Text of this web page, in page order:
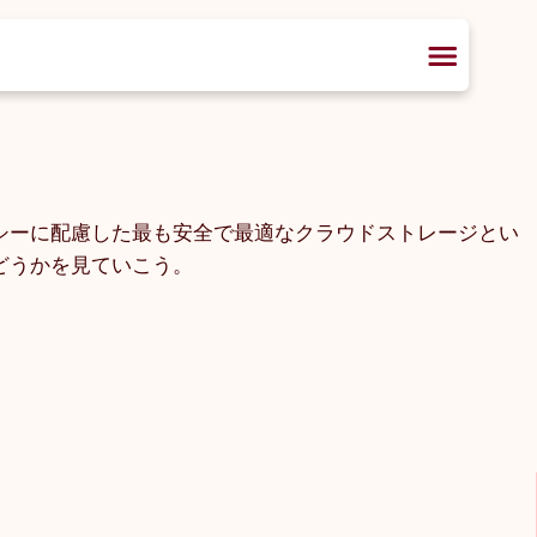
に配慮した最も安全で最適なクラウドストレージとい
かを見ていこう。